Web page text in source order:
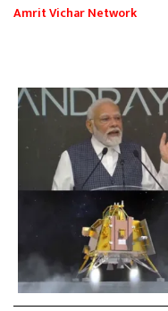
Amrit Vichar Network